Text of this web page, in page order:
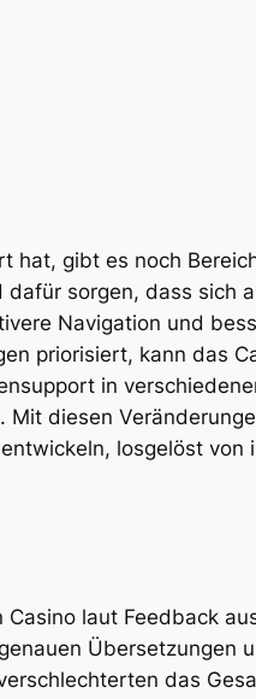
gibt es noch
sorgen, dass sich
Navigation und
priorisiert, kann das
in
diesen
losgelöst von
laut Feedback
Übersetzungen
das